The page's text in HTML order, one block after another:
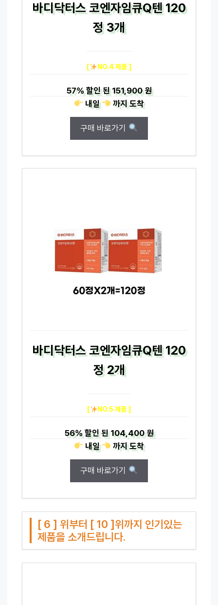
바디닥터스 코엔자임큐Q텐 120
정 3개
[ NO.4 제품 ]
57%할인 된151,900 원
내일
까지도착
구매 바로가기
바디닥터스 코엔자임큐Q텐 120
정 2개
[ NO.5 제품 ]
56%할인 된104,400 원
내일
까지도착
구매 바로가기
[ 6 ] 위부터 [ 10 ]위까지 인기있는
제품을 소개드립니다.